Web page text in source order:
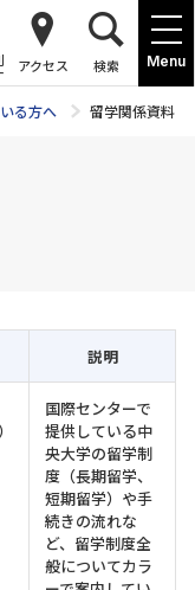
Menu
アクセス 検索
る方へ 留学関係資料
説明
国際センターで
提供している中
央大学の留学制
度（長期留学、
短期留学）や手
続きの流れな
ど、留学制度全
般についてカラ